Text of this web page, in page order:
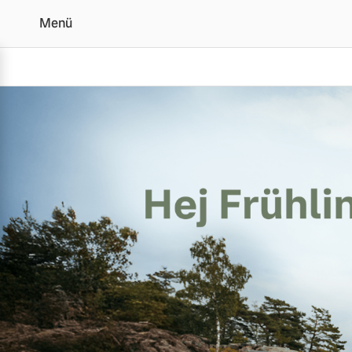
Volvo Frühjahrscheck
Menü
Plug-in Hybrid
3 Modelle